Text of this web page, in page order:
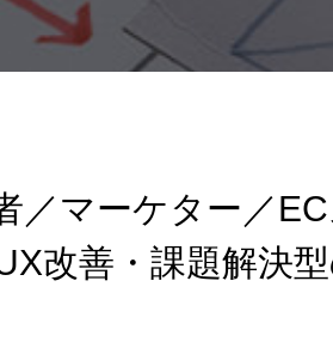
／マーケター／
改善・課題解決